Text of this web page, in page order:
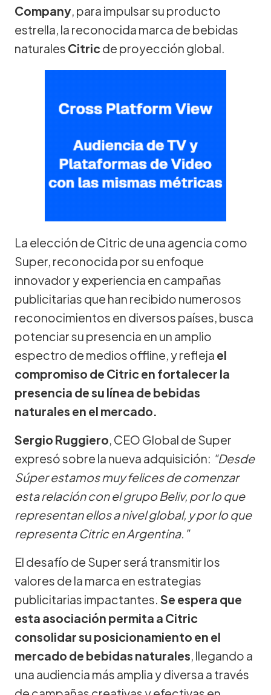
Company, para impulsar su producto
estrella, la reconocida marca de bebidas
naturales Citric de proyección global.
La elección de Citric de una agencia como
Super, reconocida por su enfoque
innovador y experiencia en campañas
publicitarias que han recibido numerosos
reconocimientos en diversos países, busca
potenciar su presencia en un amplio
espectro de medios offline, y refleja el
compromiso de Citric en fortalecer la
presencia de su línea de bebidas
naturales en el mercado.
Sergio Ruggiero, CEO Global de Super
expresó sobre la nueva adquisición: "Desde
Súper estamos muy felices de comenzar
esta relación con el grupo Beliv, por lo que
representan ellos a nivel global, y por lo que
representa Citric en Argentina."
El desafío de Super será transmitir los
valores de la marca en estrategias
publicitarias impactantes. Se espera que
esta asociación permita a Citric
consolidar su posicionamiento en el
mercado de bebidas naturales, llegando a
una audiencia más amplia y diversa a través